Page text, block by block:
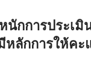
นักการประเ
หลักการให้ค